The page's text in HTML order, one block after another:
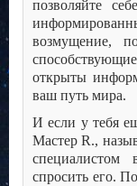
позволяйте
возмущение,
открыты
ваш путь мира.
И если у тебя
Мастер R.,
спросить его.